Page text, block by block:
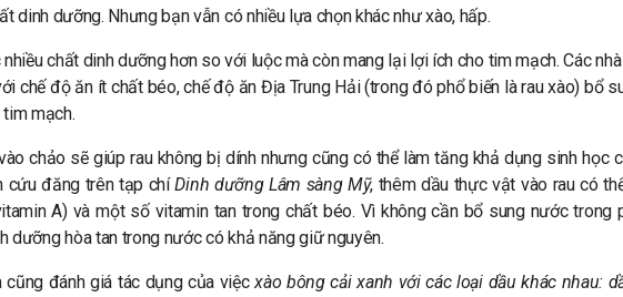
dinh dưỡng. Nhưng bạn vẫn có nhiều lựa chọn khác như xào, hấp.
chất dinh dưỡng hơn so với luộc mà còn mang lại lợi ích cho tim mạch. Các
chế độ ăn ít chất béo, chế độ ăn Địa Trung Hải (trong đó phổ biến là rau xào) bổ
mạch.
chảo sẽ giúp rau không bị dính nhưng cũng có thể làm tăng khả dụng sinh học
cứu đăng trên tạp chíDinh dưỡng Lâm sàng Mỹ, thêm dầu thực vật vào rau có
A) và một số vitamin tan trong chất béo. Vì không cần bổ sung nước trong
dưỡng hòa tan trong nước có khả năng giữ nguyên.
cũng đánh giá tác dụng của việcxào bông cải xanh với các loại dầu khác nhau: